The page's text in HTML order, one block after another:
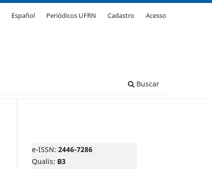
Buscar
Español Periódicos UFRN Cadastro Acesso
e-ISSN: 2446-7286
Qualis: B3